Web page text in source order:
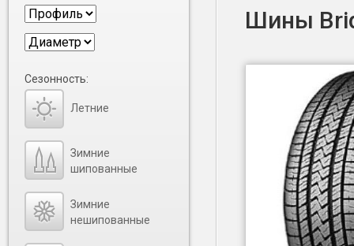
Шины
Сезонность:
Летние
Зимние
шипованные
Зимние
нешипованные